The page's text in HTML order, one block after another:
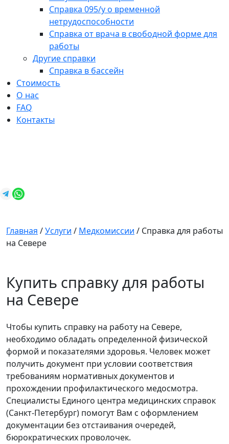
Справка 095/у о временной
нетрудоспособности
Справка от врача в свободной форме для
работы
Другие справки
Справка в бассейн
Стоимость
О нас
FAQ
Контакты
Главная /Услуги / Медкомиссии / Справка для работы
на Севере
Купить справку для работы
на Севере
Чтобы купить справку на работу на Севере,
необходимо обладать определенной физической
формой и показателями здоровья. Человек может
получить документ при условии соответствия
требованиям нормативных документов и
прохождении профилактического медосмотра.
Специалисты Единого центра медицинских справок
(Санкт-Петербург) помогут Вам с оформлением
документации без отстаивания очередей,
бюрократических проволочек.